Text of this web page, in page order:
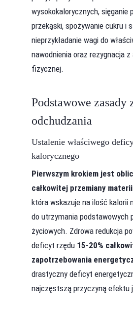
wysokokalorycznych, sięganie
przekąski, spożywanie cukru i
nieprzykładanie wagi do
nawodnienia oraz rezygnacja
fizycznej.
Podstawowe zasady
odchudzania
Ustalenie właściwego
kalorycznego
Pierwszym krokiem jest
całkowitej przemiany
która wskazuje na ilość kalorii
do utrzymania podstawowych
życiowych. Zdrowa redukcja
deficyt rzędu 15-20%
zapotrzebowania
drastyczny deficyt
najczęstszą przyczyną efektu